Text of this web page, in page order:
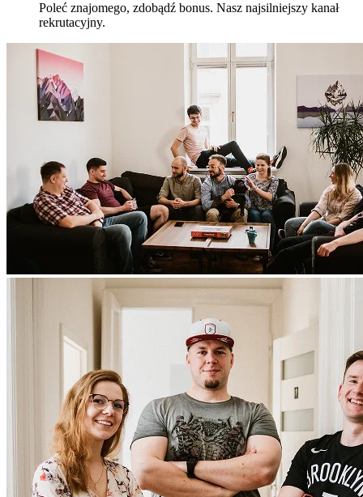
Poleć znajomego, zdobądź bonus. Nasz najsilniejszy kanał
rekrutacyjny.